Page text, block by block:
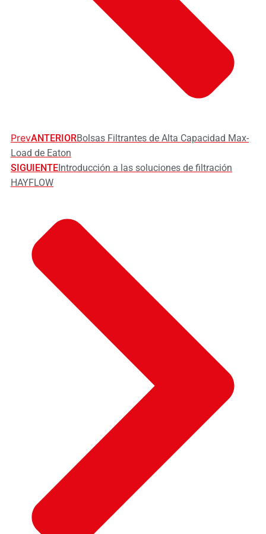
PrevANTERIORBolsas Filtrantes de Alta Capacidad Max-
Load de Eaton
SIGUIENTEIntroducción a las soluciones de filtración
HAYFLOW